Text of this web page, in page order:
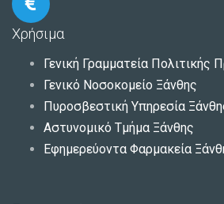
Χρήσιμα
Γενική Γραμματεία Πολιτικής
Γενικό Νοσοκομείο Ξάνθης
Πυροσβεστική Υπηρεσία
Αστυνομικό Τμήμα Ξάνθης
Εφημερεύοντα Φαρμακεία